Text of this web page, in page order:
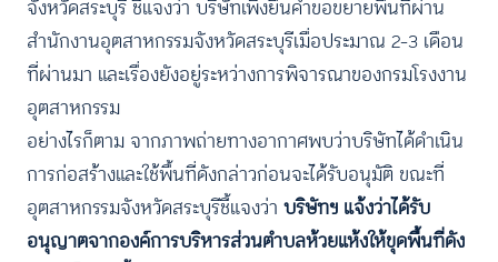
จังหวัดสระบุรี ชี้แจงว่า บริษัทเพิ่งยื่นคำขอขยายพื้นที่ผ่าน
สำนักงานอุตสาหกรรมจังหวัดสระบุรีเมื่อประมาณ 2–3 เดือน
ที่ผ่านมา และเรื่องยังอยู่ระหว่างการพิจารณาของกรมโรงงาน
อุตสาหกรรม
อย่างไรก็ตาม จากภาพถ่ายทางอากาศพบว่าบริษัทได้ดำเนิน
การก่อสร้างและใช้พื้นที่ดังกล่าวก่อนจะได้รับอนุมัติ ขณะที่
อุตสาหกรรมจังหวัดสระบุรีชี้แจงว่า บริษัทฯ แจ้งว่าได้รับ
อนุญาตจากองค์การบริหารส่วนตำบลห้วยแห้งให้ขุดพื้นที่ดัง